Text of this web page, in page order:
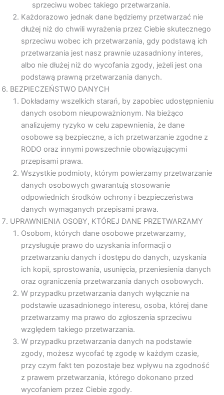
sprzeciwu wobec takiego przetwarzania.
Każdorazowo jednak dane będziemy przetwarzać nie
dłużej niż do chwili wyrażenia przez Ciebie skutecznego
sprzeciwu wobec ich przetwarzania, gdy podstawą ich
przetwarzania jest nasz prawnie uzasadniony interes,
albo nie dłużej niż do wycofania zgody, jeżeli jest ona
podstawą prawną przetwarzania danych.
BEZPIECZEŃSTWO DANYCH
Dokładamy wszelkich starań, by zapobiec udostępnieniu
danych osobom nieupoważnionym. Na bieżąco
analizujemy ryzyko w celu zapewnienia, że dane
osobowe są bezpieczne, a ich przetwarzanie zgodne z
RODO oraz innymi powszechnie obowiązującymi
przepisami prawa.
Wszystkie podmioty, którym powierzamy przetwarzanie
danych osobowych gwarantują stosowanie
odpowiednich środków ochrony i bezpieczeństwa
danych wymaganych przepisami prawa.
UPRAWNIENIA OSOBY, KTÓREJ DANE PRZETWARZAMY
Osobom, których dane osobowe przetwarzamy,
przysługuje prawo do uzyskania informacji o
przetwarzaniu danych i dostępu do danych, uzyskania
ich kopii, sprostowania, usunięcia, przeniesienia danych
oraz ograniczenia przetwarzania danych osobowych.
W przypadku przetwarzania danych wyłącznie na
podstawie uzasadnionego interesu, osoba, której dane
przetwarzamy ma prawo do zgłoszenia sprzeciwu
względem takiego przetwarzania.
W przypadku przetwarzania danych na podstawie
zgody, możesz wycofać tę zgodę w każdym czasie,
przy czym fakt ten pozostaje bez wpływu na zgodność
z prawem przetwarzania, którego dokonano przed
wycofaniem przez Ciebie zgody.